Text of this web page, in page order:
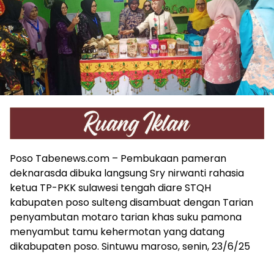
Poso Tabenews.com – Pembukaan pameran
deknarasda dibuka langsung Sry nirwanti rahasia
ketua TP-PKK sulawesi tengah diare STQH
kabupaten poso sulteng disambuat dengan Tarian
penyambutan motaro tarian khas suku pamona
menyambut tamu kehermotan yang datang
dikabupaten poso. Sintuwu maroso, senin, 23/6/25